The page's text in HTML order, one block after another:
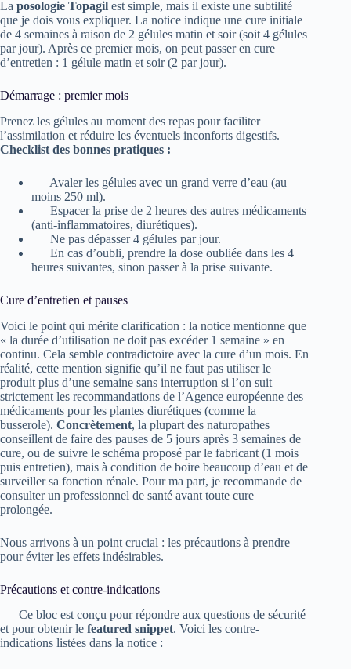
La posologie Topagil est simple, mais il existe une subtilité
que je dois vous expliquer. La notice indique une cure initiale
de 4 semaines à raison de 2 gélules matin et soir (soit 4 gélules
par jour). Après ce premier mois, on peut passer en cure
d’entretien : 1 gélule matin et soir (2 par jour).
Démarrage : premier mois
Prenez les gélules au moment des repas pour faciliter
l’assimilation et réduire les éventuels inconforts digestifs.
Checklist des bonnes pratiques :
Avaler les gélules avec un grand verre d’eau (au
moins 250 ml).
Espacer la prise de 2 heures des autres médicaments
(anti-inflammatoires, diurétiques).
Ne pas dépasser 4 gélules par jour.
En cas d’oubli, prendre la dose oubliée dans les 4
heures suivantes, sinon passer à la prise suivante.
Cure d’entretien et pauses
Voici le point qui mérite clarification : la notice mentionne que
« la durée d’utilisation ne doit pas excéder 1 semaine » en
continu. Cela semble contradictoire avec la cure d’un mois. En
réalité, cette mention signifie qu’il ne faut pas utiliser le
produit plus d’une semaine sans interruption si l’on suit
strictement les recommandations de l’Agence européenne des
médicaments pour les plantes diurétiques (comme la
busserole). Concrètement, la plupart des naturopathes
conseillent de faire des pauses de 5 jours après 3 semaines de
cure, ou de suivre le schéma proposé par le fabricant (1 mois
puis entretien), mais à condition de boire beaucoup d’eau et de
surveiller sa fonction rénale. Pour ma part, je recommande de
consulter un professionnel de santé avant toute cure
prolongée.
Nous arrivons à un point crucial : les précautions à prendre
pour éviter les effets indésirables.
Précautions et contre-indications
Ce bloc est conçu pour répondre aux questions de sécurité
et pour obtenir le featured snippet. Voici les contre-
indications listées dans la notice :